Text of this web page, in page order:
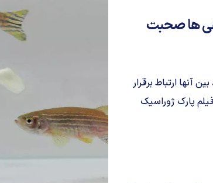
ها صحبت
آنها ارتباط برقرار
پارک ژوراسیک